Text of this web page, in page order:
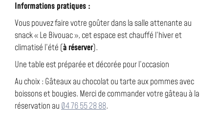
Informations pratiques :
Vous pouvez faire votre goûter dans la salle attenante au
snack « Le Bivouac », cet espace est chauffé l’hiver et
climatisé l’été (à réserver).
Une table est préparée et décorée pour l’occasion
Au choix : Gâteaux au chocolat ou tarte aux pommes avec
boissons et bougies. Merci de commander votre gâteau à la
réservation au04 76 55 28 88.